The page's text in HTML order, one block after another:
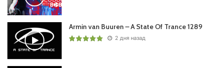
Armin van Buuren – A State Of Trance 1289
2 дня назад